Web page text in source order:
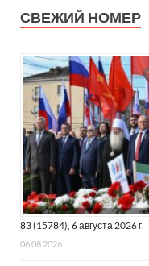
СВЕЖИЙ НОМЕР
83 (15784), 6 августа 2026 г.
06.08.2026